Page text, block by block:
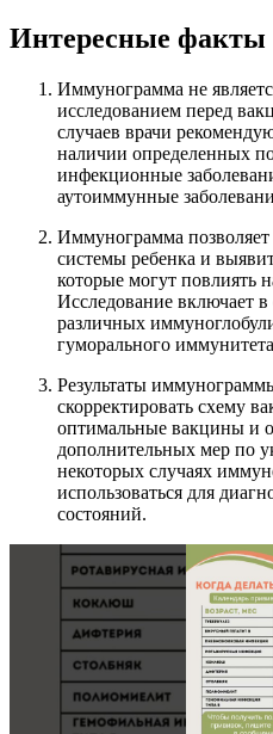
Интересные факты
Иммунограмма не
исследованием перед
случаев врачи
наличии определенных
инфекционные
аутоиммунные
Иммунограмма
системы ребенка и
которые могут повлиять
Исследование включает
различных
гуморального
Результаты
скорректировать схему
оптимальные вакцины и
дополнительных мер по
некоторых случаях
использоваться для
состояний.